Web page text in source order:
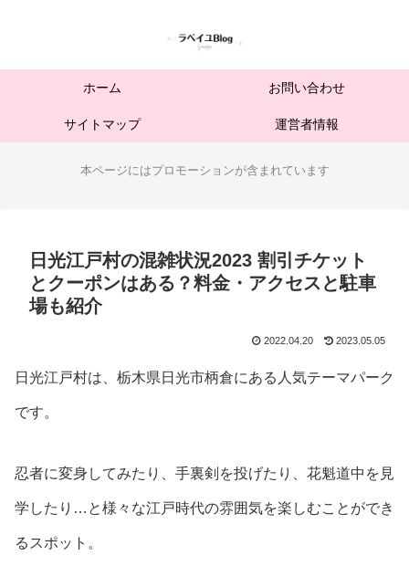
ホーム お問い合わせ
サイトマップ 運営者情報
本ページにはプロモーションが含まれています
日光江戸村の混雑状況2023 割引チケット
とクーポンはある？料金・アクセスと駐車
場も紹介
2022.04.20 2023.05.05
日光江戸村は、栃木県日光市柄倉にある人気テーマパーク
です。
忍者に変身してみたり、手裏剣を投げたり、花魁道中を見
学したり…と様々な江戸時代の雰囲気を楽しむことができ
るスポット。